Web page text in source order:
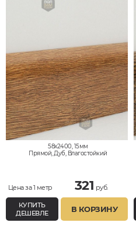
58x2400, 15мм
Прямой, Дуб, Влагостойкий
Цена за 1 метр 321 руб.
КУПИТЬ
ДЕШЕВЛЕ
В КОРЗИНУ